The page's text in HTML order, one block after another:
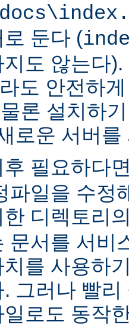
둔다 (
도 않는다
도 안전하
론 설치하
로운 서버
후 필요하다
파일을 수정
한 디렉토리
문서를 서비
를 사용하
그러나 빨
로도 동작